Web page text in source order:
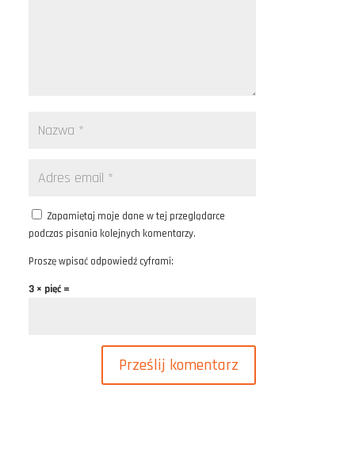
Zapamiętaj moje dane w tej przeglądarce
podczas pisania kolejnych komentarzy.
Proszę wpisać odpowiedź cyframi:
3 × pięć =
Prześlij komentarz